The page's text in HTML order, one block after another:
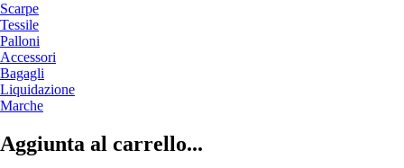
Scarpe
Tessile
Palloni
Accessori
Bagagli
Liquidazione
Marche
Aggiunta al carrello...